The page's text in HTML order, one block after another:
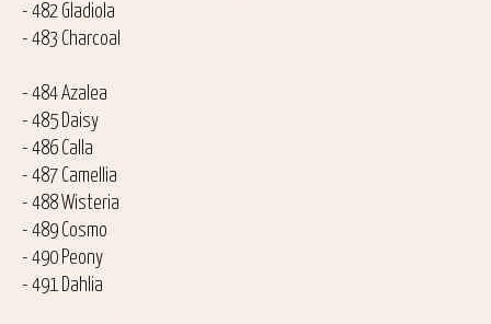
- 482 Gladiola
- 483 Charcoal
- 484 Azalea
- 485 Daisy
- 486 Calla
- 487 Camellia
- 488 Wisteria
- 489 Cosmo
- 490 Peony
- 491 Dahlia